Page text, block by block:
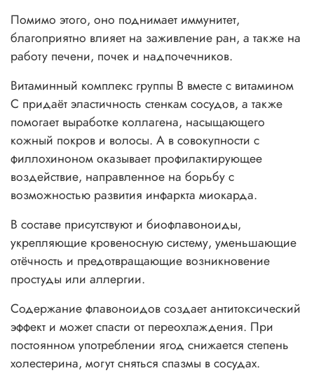
Помимо этого, оно поднимает иммунитет,
благоприятно влияет на заживление ран, а также на
работу печени, почек и надпочечников.
Витаминный комплекс группы B вместе с витамином
С придаёт эластичность стенкам сосудов, а также
помогает выработке коллагена, насыщающего
кожный покров и волосы. А в совокупности с
филлохиноном оказывает профилактирующее
воздействие, направленное на борьбу с
возможностью развития инфаркта миокарда.
В составе присутствуют и биофлавоноиды,
укрепляющие кровеносную систему, уменьшающие
отёчность и предотвращающие возникновение
простуды или аллергии.
Содержание флавоноидов создает антитоксический
эффект и может спасти от переохлаждения. При
постоянном употреблении ягод снижается степень
холестерина, могут сняться спазмы в сосудах.